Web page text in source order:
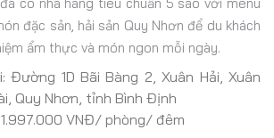
đặc sản, hải sản Quy Nhơn để du khách
ẩm thực và món ngon mỗi ngày.
1D Bãi Bàng 2, Xuân Hải, Xuân
Quy Nhơn, tỉnh Bình Định
VNĐ/ phòng/ đêm